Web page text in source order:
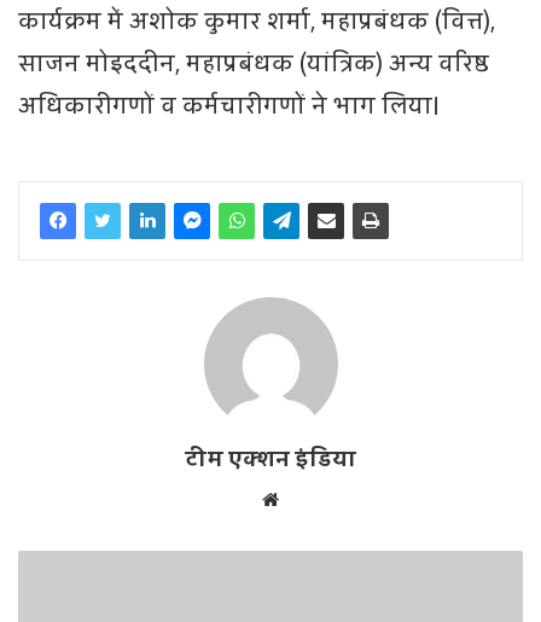
कार्यक्रम में अशोक कुमार शर्मा, महाप्रबंधक (वित्त),
साजन मोइददीन, महाप्रबंधक (यांत्रिक) अन्य वरिष्ठ
अधिकारीगणों व कर्मचारीगणों ने भाग लिया।
टीम एक्शन इंडिया
b